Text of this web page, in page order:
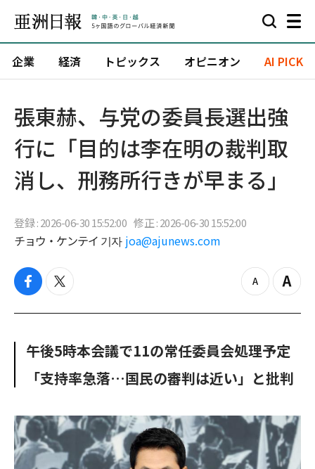
企業 経済 トピックス オピニオン AI PICK
張東赫、与党の委員長選出強
行に「目的は李在明の裁判取
消し、刑務所行きが早まる」
登録 : 2026-06-30 15:52:00 修正 : 2026-06-30 15:52:00
チョウ・ケンテイ 기자 joa@ajunews.com
f
c
o
t
i
e
z
o
u
Z
o
n
午後5時本会議で11の常任委員会処理予定
「支持率急落…国民の審判は近い」と批判